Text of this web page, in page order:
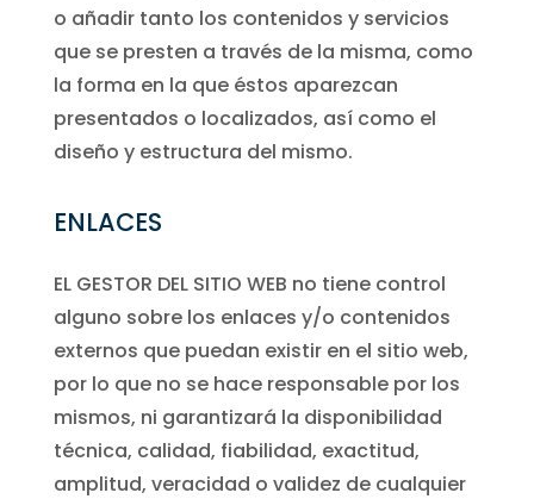
o añadir tanto los contenidos y servicios
que se presten a través de la misma, como
la forma en la que éstos aparezcan
presentados o localizados, así como el
diseño y estructura del mismo.
ENLACES
EL GESTOR DEL SITIO WEB no tiene control
alguno sobre los enlaces y/o contenidos
externos que puedan existir en el sitio web,
por lo que no se hace responsable por los
mismos, ni garantizará la disponibilidad
técnica, calidad, fiabilidad, exactitud,
amplitud, veracidad o validez de cualquier